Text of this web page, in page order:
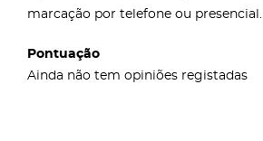
marcação por telefone ou presencial.
Pontuação
Ainda não tem opiniões registadas